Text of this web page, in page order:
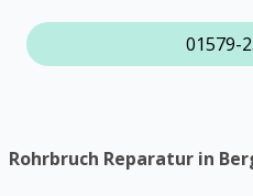
01579-
Rohrbruch Reparatur in